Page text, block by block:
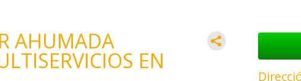
AHUMADA
EN